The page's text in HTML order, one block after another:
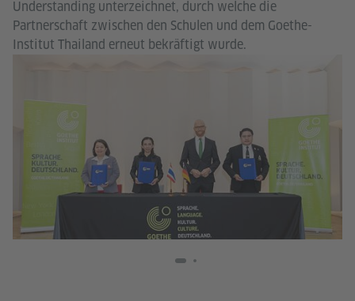
Understanding unterzeichnet, durch welche die
Partnerschaft zwischen den Schulen und dem Goethe-
Institut Thailand erneut bekräftigt wurde.